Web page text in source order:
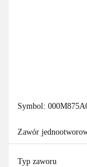
Symbol:
Zawór
Typ zaworu